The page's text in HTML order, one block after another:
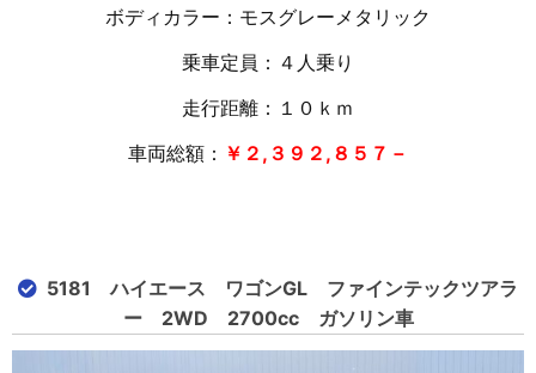
ボディカラー：モスグレーメタリック
乗車定員：４人乗り
走行距離：１０ ｋｍ
車両総額： ￥２,３９２,８５７－
5181 ハイエース ワゴンGL ファインテックツアラ
ー 2WD 2700cc ガソリン車